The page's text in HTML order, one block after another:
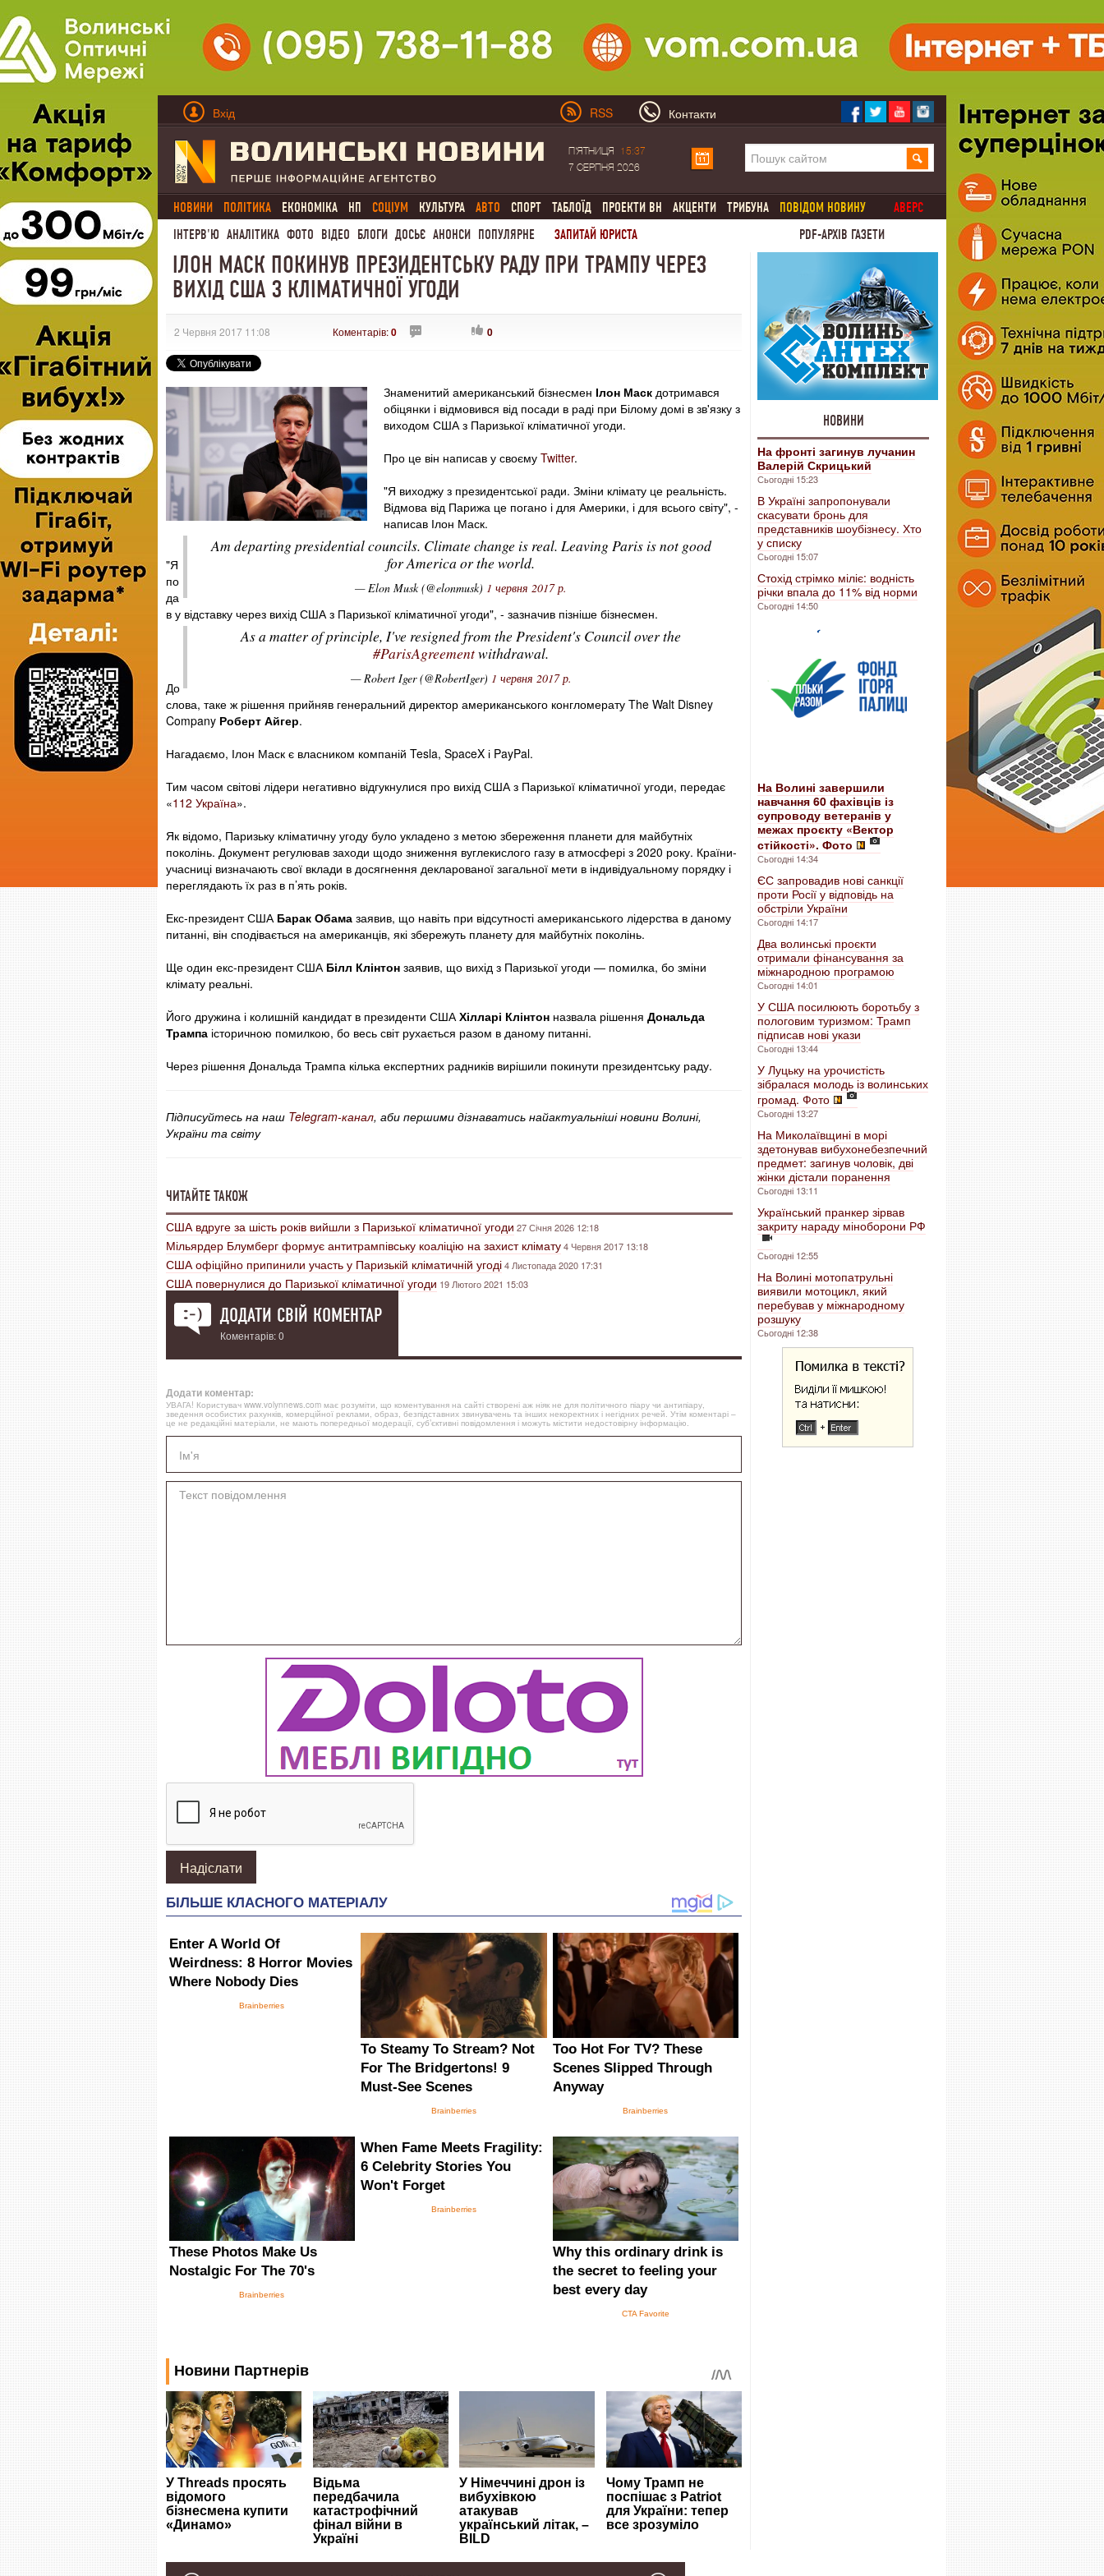
Вхід RSS Контакти
П'ЯТНИЦЯ
15:37
7 СЕРПНЯ 2026
НОВИНИ ПОЛІТИКА ЕКОНОМІКА НП СОЦІУМ КУЛЬТУРА АВТО СПОРТ ТАБЛОЇД ПРОЕКТИ ВН АКЦЕНТИ ТРИБУНА ПОВІДОМ НОВИНУ
АВЕРС
ІНТЕРВ'Ю АНАЛІТИКА ФОТО ВІДЕО БЛОГИ ДОСЬЄ АНОНСИ ПОПУЛЯРНЕ ЗАПИТАЙ ЮРИСТА PDF-АРХІВ ГАЗЕТИ
ІЛОН МАСК ПОКИНУВ ПРЕЗИДЕНТСЬКУ РАДУ ПРИ ТРАМПУ ЧЕРЕЗ
ВИХІД США З КЛІМАТИЧНОЇ УГОДИ
2 Червня 2017 11:08 Коментарів:0 0
Знаменитий американський бізнесмен Ілон Маск дотримався
обіцянки і відмовився від посади в раді при Білому домі в зв'язку з
виходом США з Паризької кліматичної угоди.
Про це він написав у своєму Twitter.
"Я виходжу з президентської ради. Зміни клімату це реальність.
Відмова від Парижа це погано і для Америки, і для всього світу", -
написав Ілон Маск.
Am departing presidential councils. Climate change is real. Leaving Paris is not good
for America or the world.
— Elon Musk (@elonmusk) 1 червня 2017 р.
"Я
по
да
в у відставку через вихід США з Паризької кліматичної угоди", - зазначив пізніше бізнесмен.
As a matter of principle, I've resigned from the President's Council over the
#ParisAgreementwithdrawal.
— Robert Iger (@RobertIger) 1 червня 2017 р.
До
слова, таке ж рішення прийняв генеральний директор американського конгломерату The Walt Disney
Company Роберт Айгер.
Нагадаємо, Ілон Маск є власником компаній Tesla, SpaceX і PayPal.
Тим часом світові лідери негативно відгукнулися про вихід США з Паризької кліматичної угоди, передає
«112 Україна».
Як відомо, Паризьку кліматичну угоду було укладено з метою збереження планети для майбутніх
поколінь. Документ регулював заходи щодо зниження вуглекислого газу в атмосфері з 2020 року. Країни-
учасниці визначають свої вклади в досягнення декларованої загальної мети в індивідуальному порядку і
переглядають їх раз в п’ять років.
Екс-президент США Барак Обама заявив, що навіть при відсутності американського лідерства в даному
питанні, він сподівається на американців, які збережуть планету для майбутніх поколінь.
Ще один екс-президент США Білл Клінтон заявив, що вихід з Паризької угоди — помилка, бо зміни
клімату реальні.
Його дружина і колишній кандидат в президенти СШАХілларі Клінтон назвала рішення Дональда
Трампа історичною помилкою, бо весь світ рухається разом в даному питанні.
Через рішення Дональда Трампа кілька експертних радників вирішили покинути президентську раду.
Підписуйтесь на наш Telegram-канал, аби першими дізнаватись найактуальніші новини Волині,
України та світу
ЧИТАЙТЕ ТАКОЖ
США вдруге за шість років вийшли з Паризької кліматичної угоди 27 Січня 2026 12:18
Мільярдер Блумберг формує антитрампівську коаліцію на захист клімату4 Червня 2017 13:18
США офіційно припинили участь у Паризькій кліматичній угоді4 Листопада 2020 17:31
США повернулися до Паризької кліматичної угоди 19 Лютого 2021 15:03
ДОДАТИ СВІЙ КОМЕНТАР
Коментарів: 0
Додати коментар:
УВАГА! Користувач www.volynnews.com має розуміти, що коментування на сайті створені аж ніяк не для політичного піару чи антипіару,
зведення особистих рахунків, комерційної реклами, образ, безпідставних звинувачень та інших некоректних і негідних речей. Утім коментарі –
це не редакційні матеріали, не мають попередньої модерації, суб’єктивні повідомлення і можуть містити недостовірну інформацію.
НОВИНИ
На фронті загинув лучанин
Валерій Скрицький
Сьогодні 15:23
В Україні запропонували
скасувати бронь для
представників шоубізнесу. Хто
у списку
Сьогодні 15:07
Стохід стрімко міліє: водність
річки впала до 11% від норми
Сьогодні 14:50
На Волині завершили
навчання 60 фахівців із
супроводу ветеранів у
межах проєкту «Вектор
стійкості». Фото
Сьогодні 14:34
ЄС запровадив нові санкції
проти Росії у відповідь на
обстріли України
Сьогодні 14:17
Два волинські проєкти
отримали фінансування за
міжнародною програмою
Сьогодні 14:01
У США посилюють боротьбу з
пологовим туризмом: Трамп
підписав нові укази
Сьогодні 13:44
У Луцьку на урочистість
зібралася молодь із волинських
громад. Фото
Сьогодні 13:27
На Миколаївщині в морі
здетонував вибухонебезпечний
предмет: загинув чоловік, дві
жінки дістали поранення
Сьогодні 13:11
Український пранкер зірвав
закриту нараду міноборони РФ
Сьогодні 12:55
На Волині мотопатрульні
виявили мотоцикл, який
перебував у міжнародному
розшуку
Сьогодні 12:38